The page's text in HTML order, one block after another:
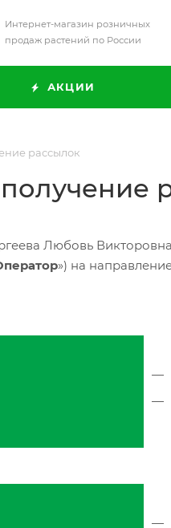
Интернет-магазин розничных
продаж растений по России
АКЦИИ
рассылок
Любовь Викторовна,
») на